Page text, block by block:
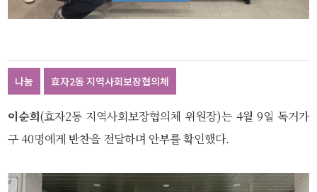
나눔 효자2동 지역사회보장협의체
이순희(효자2동 지역사회보장협의체 위원장)는 4월 9일 독거가
구 40명에게 반찬을 전달하며 안부를 확인했다.